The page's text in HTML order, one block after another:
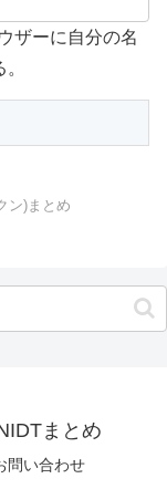
ザーに自分の名
ン)まとめ
まとめ
問い合わせ